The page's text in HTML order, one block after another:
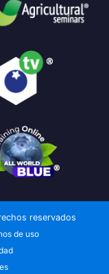
reservados
de uso